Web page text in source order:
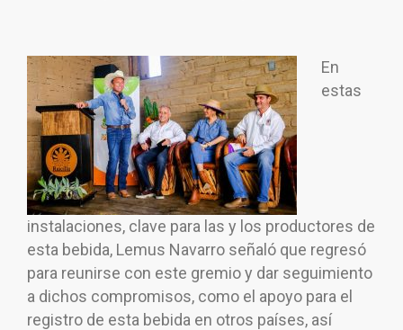
En
estas
instalaciones, clave para las y los productores de
esta bebida, Lemus Navarro señaló que regresó
para reunirse con este gremio y dar seguimiento
a dichos compromisos, como el apoyo para el
registro de esta bebida en otros países, así